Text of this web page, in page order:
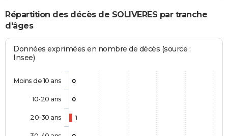
Répartition des décès de SOLIVERES par tranche
d'âges
Données exprimées en nombre de décès (source :
Insee)
0
0
1
Moins de 10 ans
10-20 ans
20-30 ans